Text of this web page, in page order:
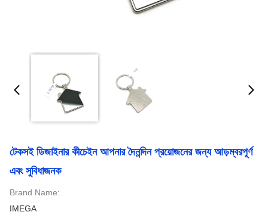
টেকসই ডিজাইনার কীচেইন আপনার দৈনন্দিন প্রয়োজনের জন্য আড়ম্বরপূর্ণ
এবং সুবিধাজনক
Brand Name:
IMEGA